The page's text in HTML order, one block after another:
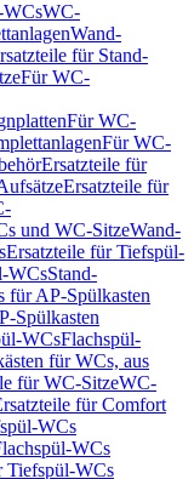
WCsWC-
Wand-
für Stand-
Für WC-
Für WC-
Für WC-
Ersatzteile für
Ersatzteile für
und WC-SitzeWand-
Ersatzteile für Tiefspül-
WCsStand-
für AP-Spülkasten
Spülkasten
WCsFlachspül-
für WCs, aus
für WC-SitzeWC-
für Comfort
WCs
WCs
Tiefspül-WCs